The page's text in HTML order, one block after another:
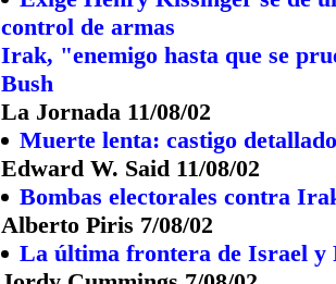
control de armas
Irak, "enemigo hasta que se
Bush
La Jornada 11/08/02
Muerte lenta: castigo detallado
Edward W. Said 11/08/02
Bombas electorales contra
Alberto Piris 7/08/02
La última frontera de Israel y